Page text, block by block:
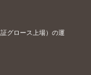
グロース上場）の運